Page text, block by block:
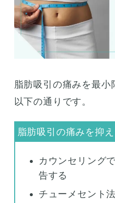
脂肪吸引の痛みを最小
以下の通りです。
カウンセリング
告する
チューメセント